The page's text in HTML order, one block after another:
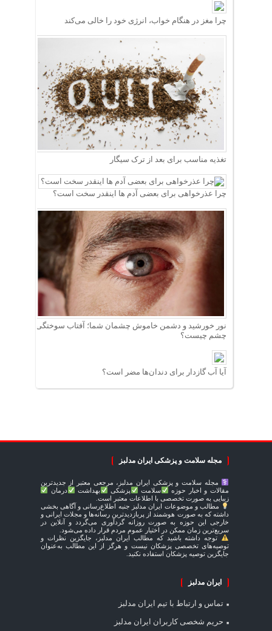
چرا مغز در هنگام خواب، انرژی خود را خالی می‌کند
تغذیه مناسب برای بعد از ترک سیگار
چرا عذرخواهی برای بعضی آدم ها اینقدر سخت است؟
نور خورشید و دشمن خاموش چشمان شما؛ آفتاب سوختگی
چشم چیست؟
آیا آب گازدار برای دندان‌ها مضر است؟
مجله سلامت و پزشکی ایران مدلبز
مجله سلامت و پزشکی ایران مدلبز، مرجعی معتبر از جدیدترین
مقالات و اخبار حوزه
سلامت پزشکی بهداشت
درمان
زیبایی به صورت تخصصی با اطلاعات معتبر است.
مطالب و موضوعات ایران مدلبز جنبه اطلاع‌رسانی و آگاهی بخشی
داشته که به صورت هوشمند از پربازدیدترین رسانه‌ها و مجلات ایرانی و
خارجی این حوزه به صورت روزانه گردآوری می‌گردد و آنلاین در
سریع‌ترین زمان ممکن در اختیار عموم مردم قرار داده می‌شود.
توجه داشته باشید که مطالب ایران مدلبز، جایگزین نظرات و
توصیه‌های تخصصی پزشکان نیست و هرگز از این مطالب به‌عنوان
جایگزین توصیه پزشکان استفاده نکنید.
ایران مدلبز
تماس و ارتباط با تیم ایران مدلبز
حریم شخصی کاربران ایران مدلبز